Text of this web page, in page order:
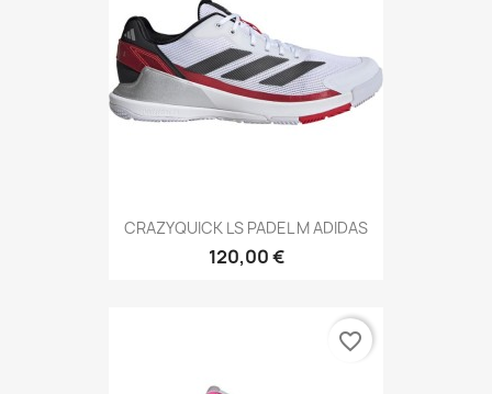
CRAZYQUICK LS PADEL M ADIDAS
120,00 €
favorite_border